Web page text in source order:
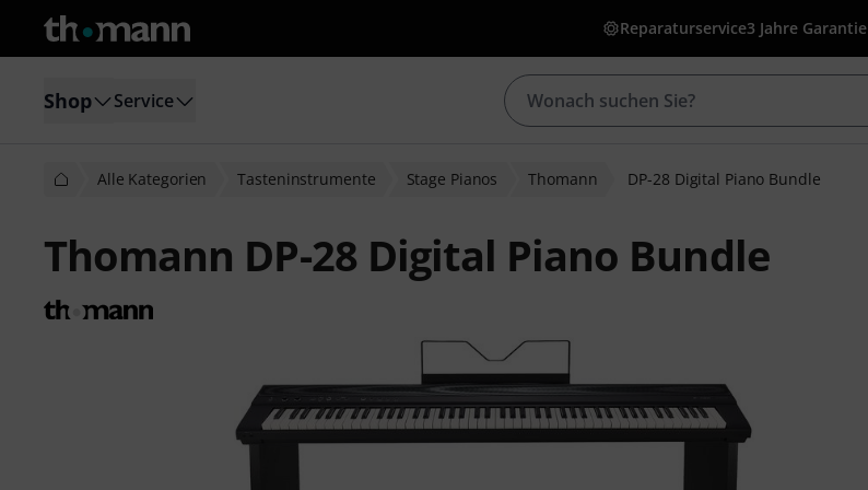
Reparaturservice3 Jahre Garantie
Shop Service
Alle Kategorien Tasteninstrumente Stage Pianos Thomann DP-28 Digital Piano Bundle
Thomann DP-28 Digital Piano Bundle